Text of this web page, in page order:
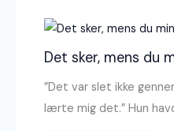
Det sker, mens du
”Det var slet ikke
lærte mig det.” Hun